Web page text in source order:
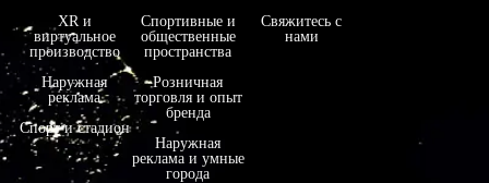
XR и
виртуальное
производство
Наружная
реклама
Спорт и стадион
Спортивные и
общественные
пространства
Розничная
торговля и опыт
бренда
Наружная
реклама и умные
города
Свяжитесь с
нами
हिन्दी